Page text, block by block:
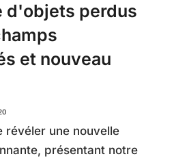
d'objets perdus
et nouveau
révéler une nouvelle
présentant notre